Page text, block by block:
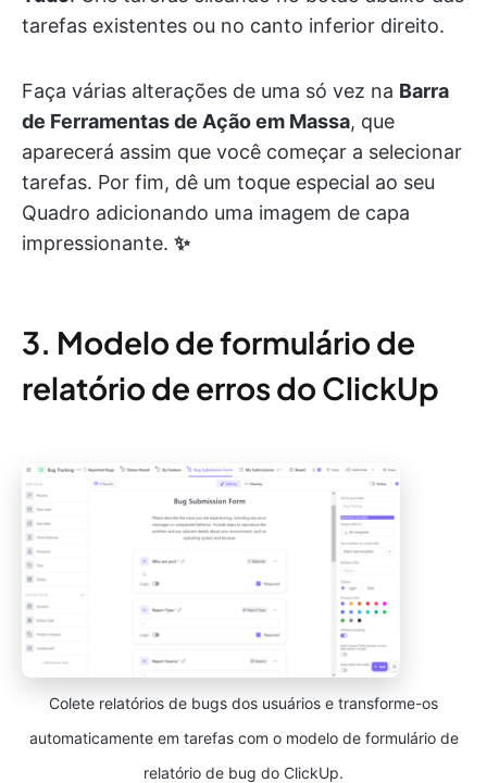
tarefas existentes ou no canto inferior direito.
Faça várias alterações de uma só vez na Barra
de Ferramentas de Ação em Massa, que
aparecerá assim que você começar a selecionar
tarefas. Por fim, dê um toque especial ao seu
Quadro adicionando uma imagem de capa
impressionante. ✨
3. Modelo de formulário de
relatório de erros do ClickUp
Colete relatórios de bugs dos usuários e transforme-os
automaticamente em tarefas com o modelo de formulário de
relatório de bug do ClickUp.